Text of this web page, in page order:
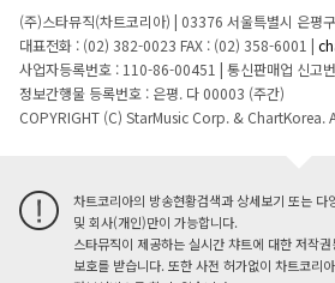
(주)스타뮤직(차트코리아) | 03376 서울특별시 은평
대표전화 : (02) 382-0023 FAX : (02) 358-6001 |
사업자등록번호 : 110-86-00451 | 통신판매업 신고
정보간행물 등록번호 : 은평. 다 00003 (주간)
COPYRIGHT (C) StarMusic Corp. & ChartKorea.
차트코리아의 방송현황검색과 상세보기 또는
및 회사(개인)만이 가능합니다.
스타뮤직이 제공하는 실시간 챠트에 대한 저작
보호를 받습니다. 또한 사전 허가없이 차트코리